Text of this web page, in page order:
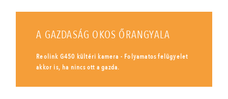
A GAZDASÁG OKOS ŐRANGYALA
Reolink G450 kültéri kamera - Folyamatos felügyelet
akkor is, ha nincs ott a gazda.